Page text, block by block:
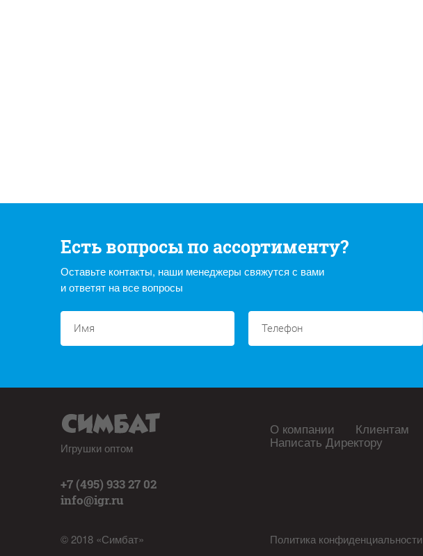
Есть вопросы по ассортименту?
Оставьте контакты, наши менеджеры свяжутся с вами
и ответят на все вопросы
Игрушки оптом
+7 (495) 933 27 02
info@igr.ru
© 2018 «Симбат»
О компании Клиентам
Написать Директору
Политика конфиденциальности